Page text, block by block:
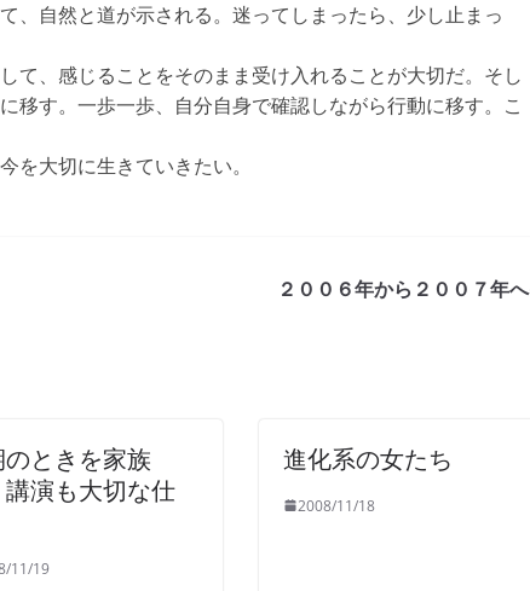
、自然と道が示される。迷ってしまったら、少し止まっ
て、感じることをそのまま受け入れることが大切だ。そし
移す。一歩一歩、自分自身で確認しながら行動に移す。こ
を大切に生きていきたい。
２００６年から２００７年へ
ときを家族
演も大切な仕
11/19
進化系の女たち
2008/11/18